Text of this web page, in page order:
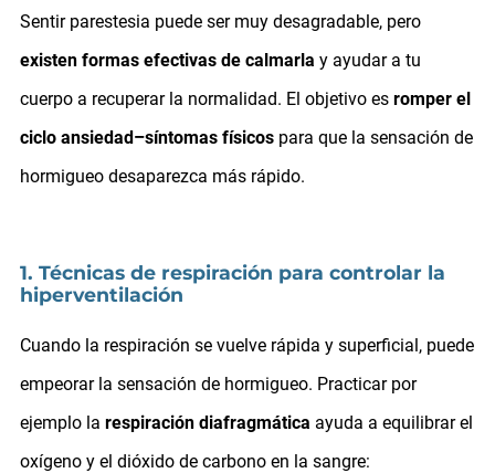
Sentir parestesia puede ser muy desagradable, pero
existen formas efectivas de calmarla y ayudar a tu
cuerpo a recuperar la normalidad. El objetivo es romper el
ciclo ansiedad–síntomas físicospara que la sensación de
hormigueo desaparezca más rápido.
1. Técnicas de respiración para controlar la
hiperventilación
Cuando la respiración se vuelve rápida y superficial, puede
empeorar la sensación de hormigueo. Practicar por
ejemplo la respiración diafragmática ayuda a equilibrar el
oxígeno y el dióxido de carbono en la sangre: